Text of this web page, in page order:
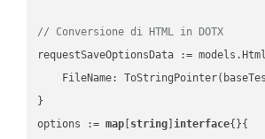
// Conversione di HTML in DOTX
requestSaveOptionsData :=
FileName:
}
options := map string ]interface{}{